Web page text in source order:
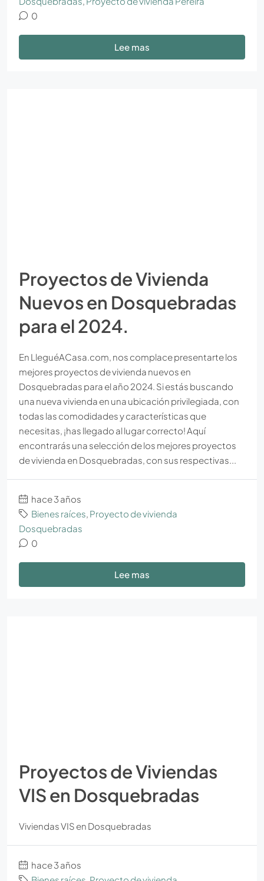
0
Lee mas
Proyectos de Vivienda
Nuevos en Dosquebradas
para el 2024.
‍En LleguéACasa.com, nos complace presentarte los
mejores proyectos de vivienda nuevos en
Dosquebradas para el año 2024. Si estás buscando
una nueva vivienda en una ubicación privilegiada, con
todas las comodidades y características que
necesitas, ¡has llegado al lugar correcto! Aquí
encontrarás una selección de los mejores proyectos
de vivienda en Dosquebradas, con sus respectivas...
hace 3 años
Bienes raíces, Proyecto de vivienda
Dosquebradas
0
Lee mas
Proyectos de Viviendas
VIS en Dosquebradas
Viviendas VIS en Dosquebradas
hace 3 años